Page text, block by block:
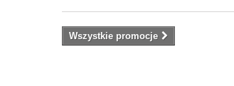
Wszystkie promocje